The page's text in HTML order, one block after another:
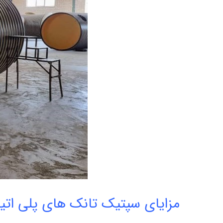
مزایای سپتیک تانک های پلی